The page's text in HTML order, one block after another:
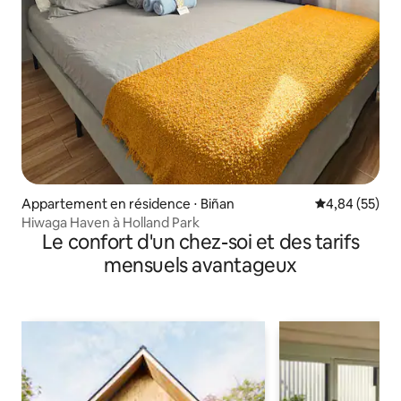
Appartement en résidence ⋅ Biñan Évaluation
4,84 (55)
Hiwaga Haven à Holland Park
Le confort d'un chez-soi et des tarifs
mensuels avantageux